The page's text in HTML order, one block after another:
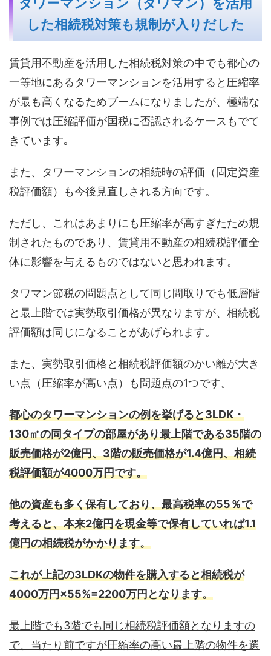
タワーマンション（タワマン）を活用
した相続税対策も規制が入りだした
賃貸用不動産を活用した相続税対策の中でも都心の
一等地にあるタワーマンションを活用すると圧縮率
が最も高くなるためブームになりましたが、極端な
事例では圧縮評価が国税に否認されるケースもでて
きています｡
また、タワーマンションの相続時の評価（固定資産
税評価額）も今後見直しされる方向です。
ただし、これはあまりにも圧縮率が高すぎたため規
制されたものであり、賃貸用不動産の相続税評価全
体に影響を与えるものではないと思われます。
タワマン節税の問題点として同じ間取りでも低層階
と最上階では実勢取引価格が異なりますが、相続税
評価額は同じになることがあげられます。
また、実勢取引価格と相続税評価額のかい離が大き
い点（圧縮率が高い点）も問題点の1つです。
都心のタワーマンションの例を挙げると3LDK・
130㎡の同タイプの部屋があり最上階である35階の
販売価格が2億円、3階の販売価格が1.4億円、相続
税評価額が4000万円です。
他の資産も多く保有しており、最高税率の55％で
考えると、本来2億円を現金等で保有していれば1.1
億円の相続税がかかります。
これが上記の3LDKの物件を購入すると相続税が
4000万円×55%=2200万円となります。
最上階でも3階でも同じ相続税評価額となりますの
で、当たり前ですが圧縮率の高い最上階の物件を選